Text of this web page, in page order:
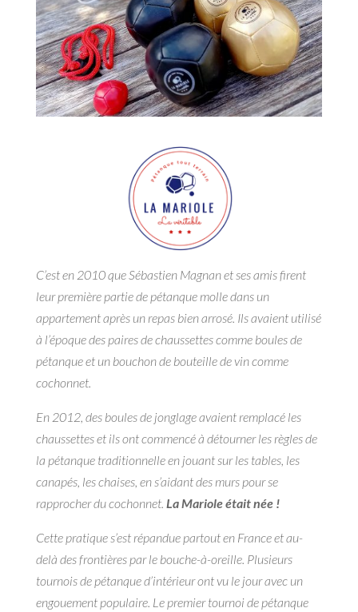
C’est en 2010 que Sébastien Magnan et ses amis firent
leur première partie de pétanque molle dans un
appartement après un repas bien arrosé. Ils avaient utilisé
à l’époque des paires de chaussettes comme boules de
pétanque et un bouchon de bouteille de vin comme
cochonnet.
En 2012, des boules de jonglage avaient remplacé les
chaussettes et ils ont commencé à détourner les règles de
la pétanque traditionnelle en jouant sur les tables, les
canapés, les chaises, en s’aidant des murs pour se
rapprocher du cochonnet. La Mariole était née !
Cette pratique s’est répandue partout en France et au-
delà des frontières par le bouche-à-oreille. Plusieurs
tournois de pétanque d’intérieur ont vu le jour avec un
engouement populaire. Le premier tournoi de pétanque